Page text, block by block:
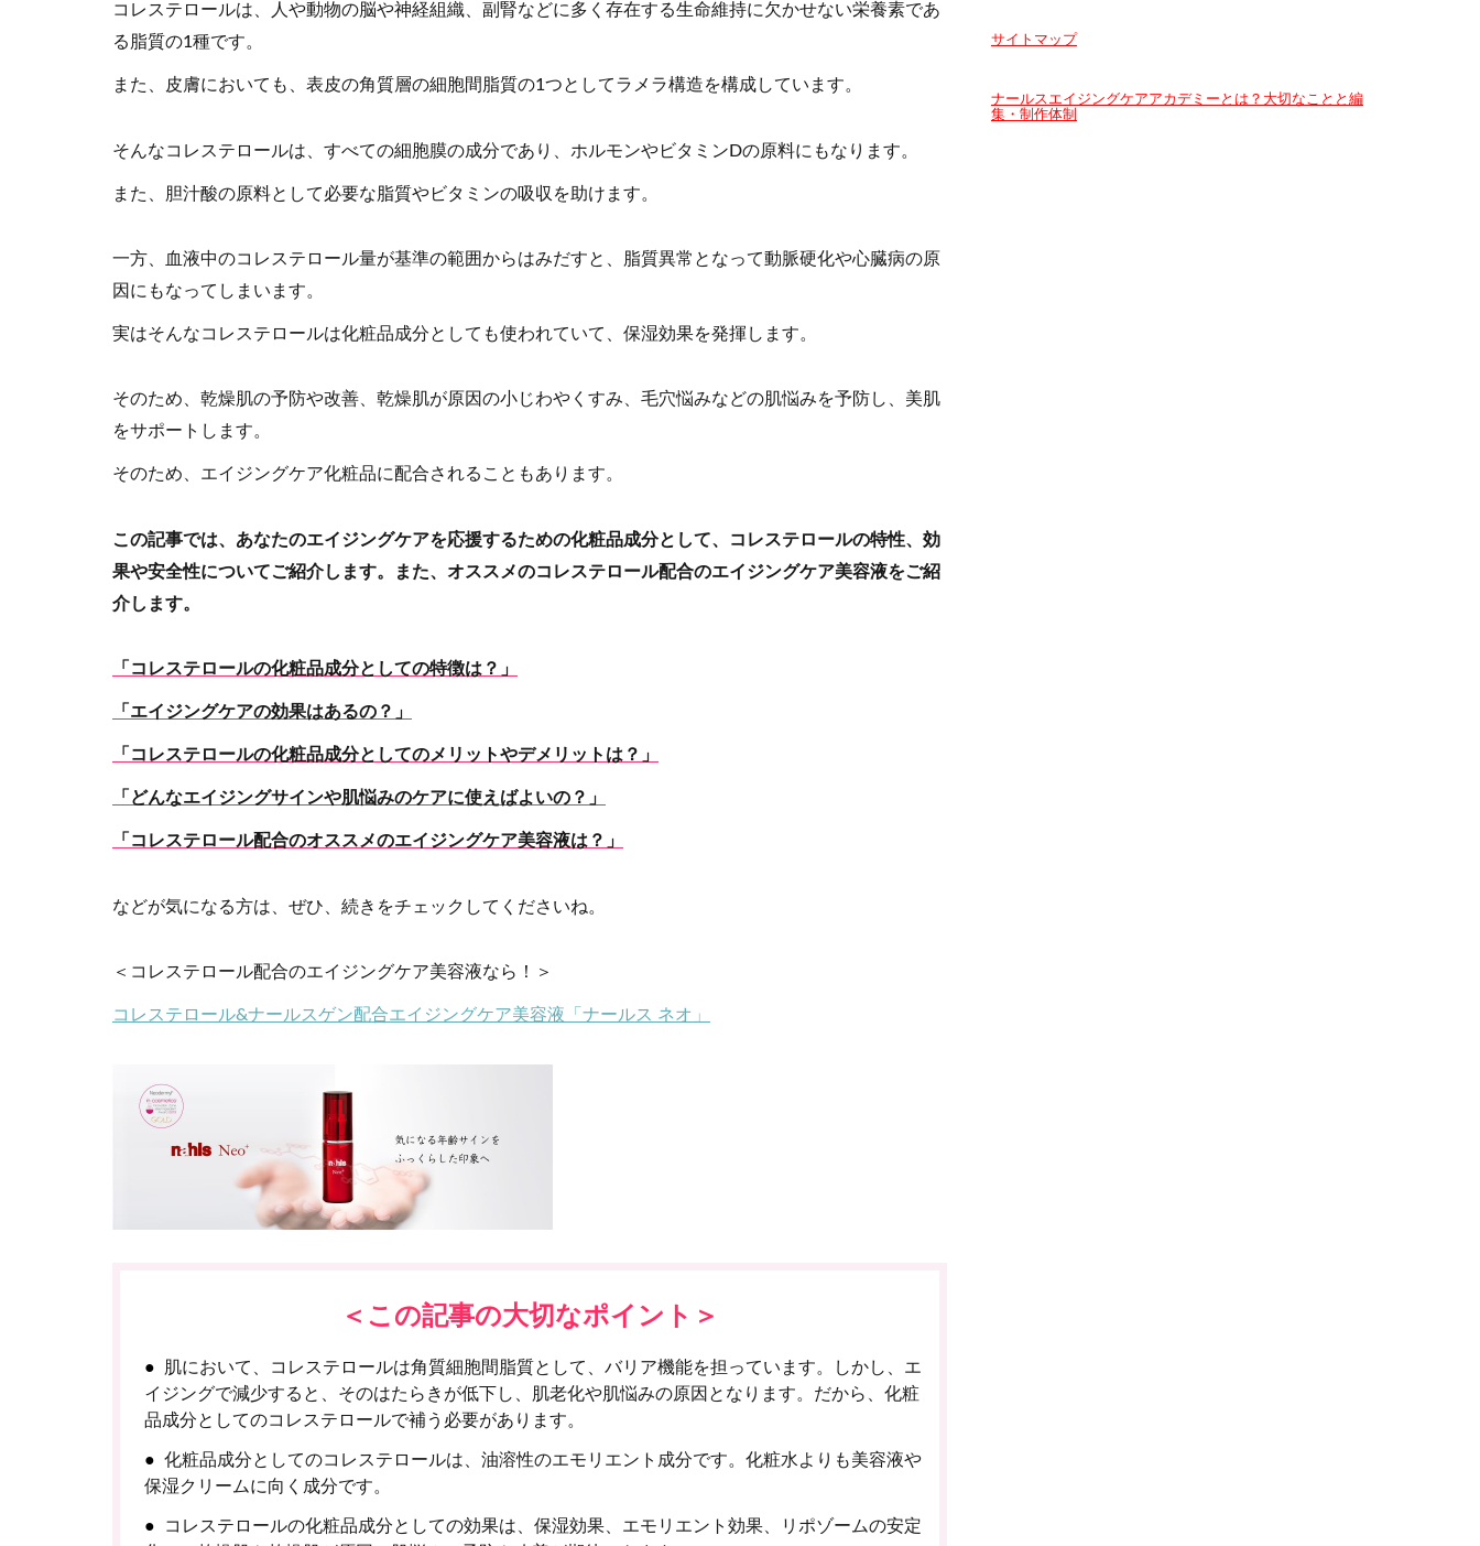
コレステロールは、人や動物の脳や神経組織、副腎などに多く存在する生命維持に欠かせない栄養素であ
る脂質の1種です。
また、皮膚においても、表皮の角質層の細胞間脂質の1つとしてラメラ構造を構成しています。
そんなコレステロールは、すべての細胞膜の成分であり、ホルモンやビタミンDの原料にもなります。
また、胆汁酸の原料として必要な脂質やビタミンの吸収を助けます。
一方、血液中のコレステロール量が基準の範囲からはみだすと、脂質異常となって動脈硬化や心臓病の原
因にもなってしまいます。
実はそんなコレステロールは化粧品成分としても使われていて、保湿効果を発揮します。
そのため、乾燥肌の予防や改善、乾燥肌が原因の小じわやくすみ、毛穴悩みなどの肌悩みを予防し、美肌
をサポートします。
そのため、エイジングケア化粧品に配合されることもあります。
この記事では、あなたのエイジングケアを応援するための化粧品成分として、コレステロールの特性、効
果や安全性についてご紹介します。また、オススメのコレステロール配合のエイジングケア美容液をご紹
介します。
「コレステロールの化粧品成分としての特徴は？」
「エイジングケアの効果はあるの？」
「コレステロールの化粧品成分としてのメリットやデメリットは？」
「どんなエイジングサインや肌悩みのケアに使えばよいの？」
「コレステロール配合のオススメのエイジングケア美容液は？」
などが気になる方は、ぜひ、続きをチェックしてくださいね。
＜コレステロール配合のエイジングケア美容液なら！＞
コレステロール&ナールスゲン配合エイジングケア美容液「ナールス ネオ」
＜この記事の大切なポイント＞
肌において、コレステロールは角質細胞間脂質として、バリア機能を担っています。しかし、エ
イジングで減少すると、そのはたらきが低下し、肌老化や肌悩みの原因となります。だから、化粧
品成分としてのコレステロールで補う必要があります。
化粧品成分としてのコレステロールは、油溶性のエモリエント成分です。化粧水よりも美容液や
保湿クリームに向く成分です。
コレステロールの化粧品成分としての効果は、保湿効果、エモリエント効果、リポゾームの安定
サイトマップ
ナールスエイジングケアアカデミーとは？大切なことと編
集・制作体制